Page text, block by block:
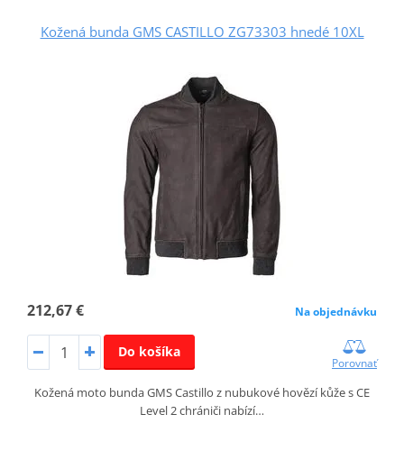
Kožená bunda GMS CASTILLO ZG73303 hnedé 10XL
212,67 € Na objednávku
Do košíka
Porovnať
Kožená moto bunda GMS Castillo z nubukové hovězí kůže s CE
Level 2 chrániči nabízí…